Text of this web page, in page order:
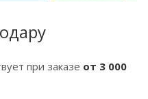
при заказе от 3 000